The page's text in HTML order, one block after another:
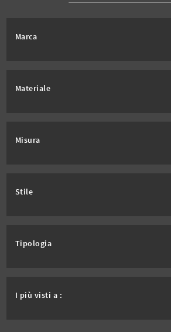
Marca
Materiale
Misura
Stile
Tipologia
I più visti a :